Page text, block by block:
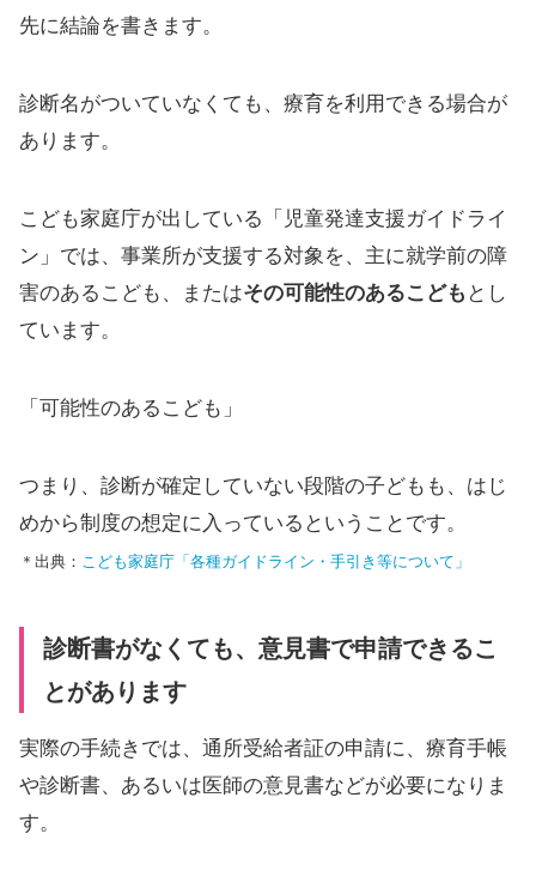
先に結論を書きます。
診断名がついていなくても、療育を利用できる場合が
あります。
こども家庭庁が出している「児童発達支援ガイドライ
ン」では、事業所が支援する対象を、主に就学前の障
害のあるこども、またはその可能性のあるこども とし
ています。
「可能性のあるこども」
つまり、診断が確定していない段階の子どもも、はじ
めから制度の想定に入っているということです。
＊出典： こども家庭庁「各種ガイドライン・手引き等について」
診断書がなくても、意見書で申請できるこ
とがあります
実際の手続きでは、通所受給者証の申請に、療育手帳
や診断書、あるいは医師の意見書などが必要になりま
す。